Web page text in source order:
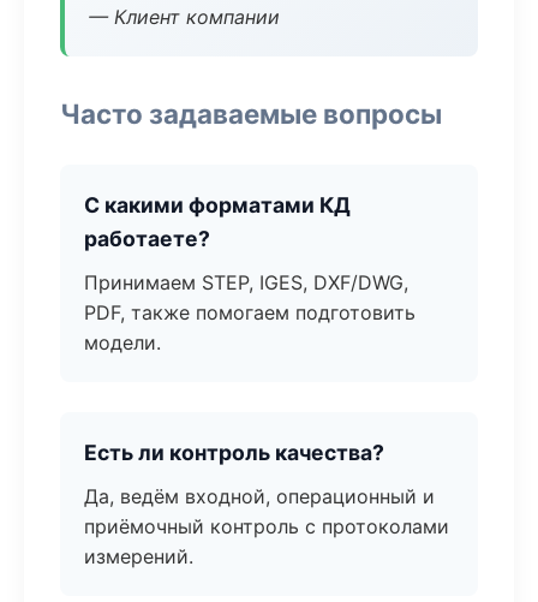
— Клиент компании
Часто задаваемые вопросы
С какими форматами КД
работаете?
Принимаем STEP, IGES, DXF/DWG,
PDF, также помогаем подготовить
модели.
Есть ли контроль качества?
Да, ведём входной, операционный и
приёмочный контроль с протоколами
измерений.